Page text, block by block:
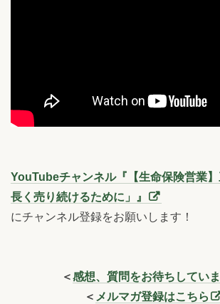
YouTubeチャンネル『【生命保険営業】
長く売り続けるために」』
にチャンネル登録をお願いします！
＜感想、質問をお待ちしてい
＜ メルマガ登録はこちら